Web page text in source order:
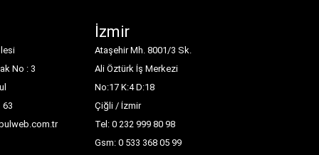
No : 3
63
İzmir
Ataşehir Mh. 8001/3 Sk.
Ali Öztürk İş Merkezi
No:17 K:4 D:18
Çiğli / İzmir
Tel: 0 232 999 80 98
Gsm: 0 533 368 05 99